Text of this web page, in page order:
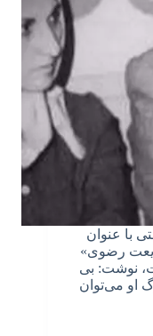
با عنوان
رضوی»
نوشت: بی
او می‌توان